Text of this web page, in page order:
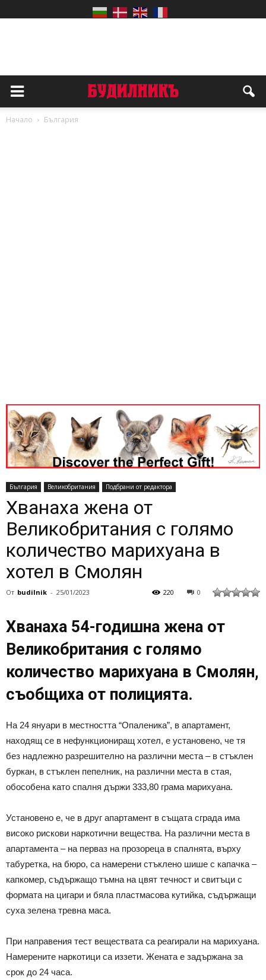
Начало България
България Великобритания Подбрани от редактора
Хванаха жена от
Великобритания с голямо
количество марихуана в
хотел в Смолян
От budilnik - 25/01/2023 0
220
Хванаха 54-годишна жена от
Великобритания с голямо
количество марихуана в Смолян,
съобщиха от полицията.
На 24 януари в местността “Опаленика”, в апартамент,
находящ се в нефункциониращ хотел, е установено, че тя
без надлежно разрешително на различни места – в стъклен
буркан, в стъклен пепелник, на различни места в стая,
обособена като спалня държи 333,80 грама марихуана.
Установено е, че в друг апартамент в същата сграда има
високо рискови наркотични вещества. На различни места в
апартамента – на перваз на прозореца в спалнята, върху
табуретка, на бюро, са намерени стъклено шише с капачка –
капкомер, съдържащо тъмна на цвят течност и свитъци с
формата на цигари и бяла пластмасова кутийка, съдържащи
суха зелена тревна маса.
При направения тест веществата са реагирали на марихуана.
Намерените наркотици са иззети. Жената е задържана за
срок до 24 часа.